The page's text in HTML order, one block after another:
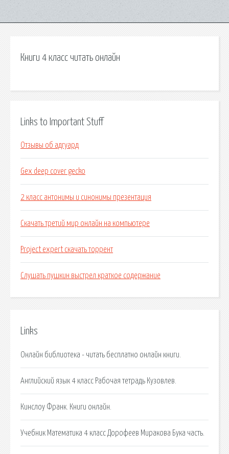
Книги 4 класс читать онлайн
Links to Important Stuff
Отзывы об адгуард
Gex deep cover gecko
2 класс антонимы и синонимы презентация
Скачать третий мир онлайн на компьютере
Project expert скачать торрент
Слушать пушкин выстрел краткое содержание
Links
Онлайн библиотека - читать бесплатно онлайн книги.
Английский язык 4 класс Рабочая тетрадь Кузовлев.
Кинслоу Франк. Книги онлайн.
Учебник Математика 4 класс Дорофеев Миракова Бука часть.